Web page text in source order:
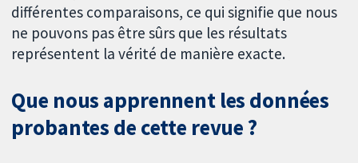
différentes comparaisons, ce qui signifie que nous
ne pouvons pas être sûrs que les résultats
représentent la vérité de manière exacte.
Que nous apprennent les données
probantes de cette revue ?